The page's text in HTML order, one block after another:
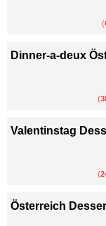
(
Dinner-a-deux
(
Valentinstag
(
Österreich